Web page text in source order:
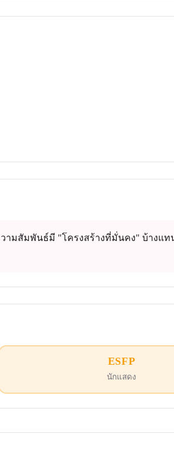
ามสัมพันธ์มี "โครงสร้างที่มั่นคง" บ้างแท
ESFP
นักแสดง